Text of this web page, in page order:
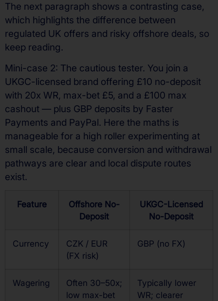
The next paragraph shows a contrasting case,
which highlights the difference between
regulated UK offers and risky offshore deals, so
keep reading.
Mini-case 2: The cautious tester. You join a
UKGC-licensed brand offering £10 no-deposit
with 20x WR, max-bet £5, and a £100 max
cashout — plus GBP deposits by Faster
Payments and PayPal. Here the maths is
manageable for a high roller experimenting at
small scale, because conversion and withdrawal
pathways are clear and local dispute routes
exist.
Feature
Offshore No-
Deposit
UKGC-Licensed
No-Deposit
Currency
CZK / EUR
(FX risk)
GBP (no FX)
Wagering
Often 30–50x;
low max-bet
Typically lower
WR; clearer